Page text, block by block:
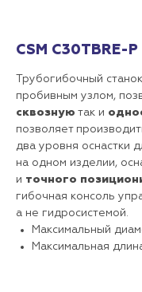
CSM C30TBRE-
Трубогибочный станок
пробивным узлом,
сквозную так и
позволяет
два уровня оснастки
на одном изделии,
и точного
гибочная консоль
а не гидросистемой.
Максимальный
Максимальная